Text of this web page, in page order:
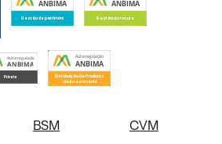
BSM CVM